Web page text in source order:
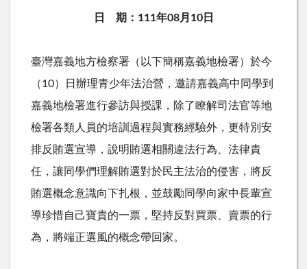
日 期：111年08月10日
臺灣嘉義地方檢察署（以下簡稱嘉義地檢署）於今
（10）日辦理青少年法治營，邀請嘉義高中同學到
嘉義地檢署進行參訪與授課，除了瞭解司法官等地
檢署各類人員的培訓過程與實務經驗外，更特別安
排反賄選宣導，說明賄選相關違法行為、法律責
任，讓同學們理解賄選對於民主法治的侵害，將反
賄選概念意識向下扎根，並鼓勵同學向家中長輩宣
導珍惜自己寶貴的一票，堅持反對買票、賣票的行
為，將端正選風的概念帶回家。